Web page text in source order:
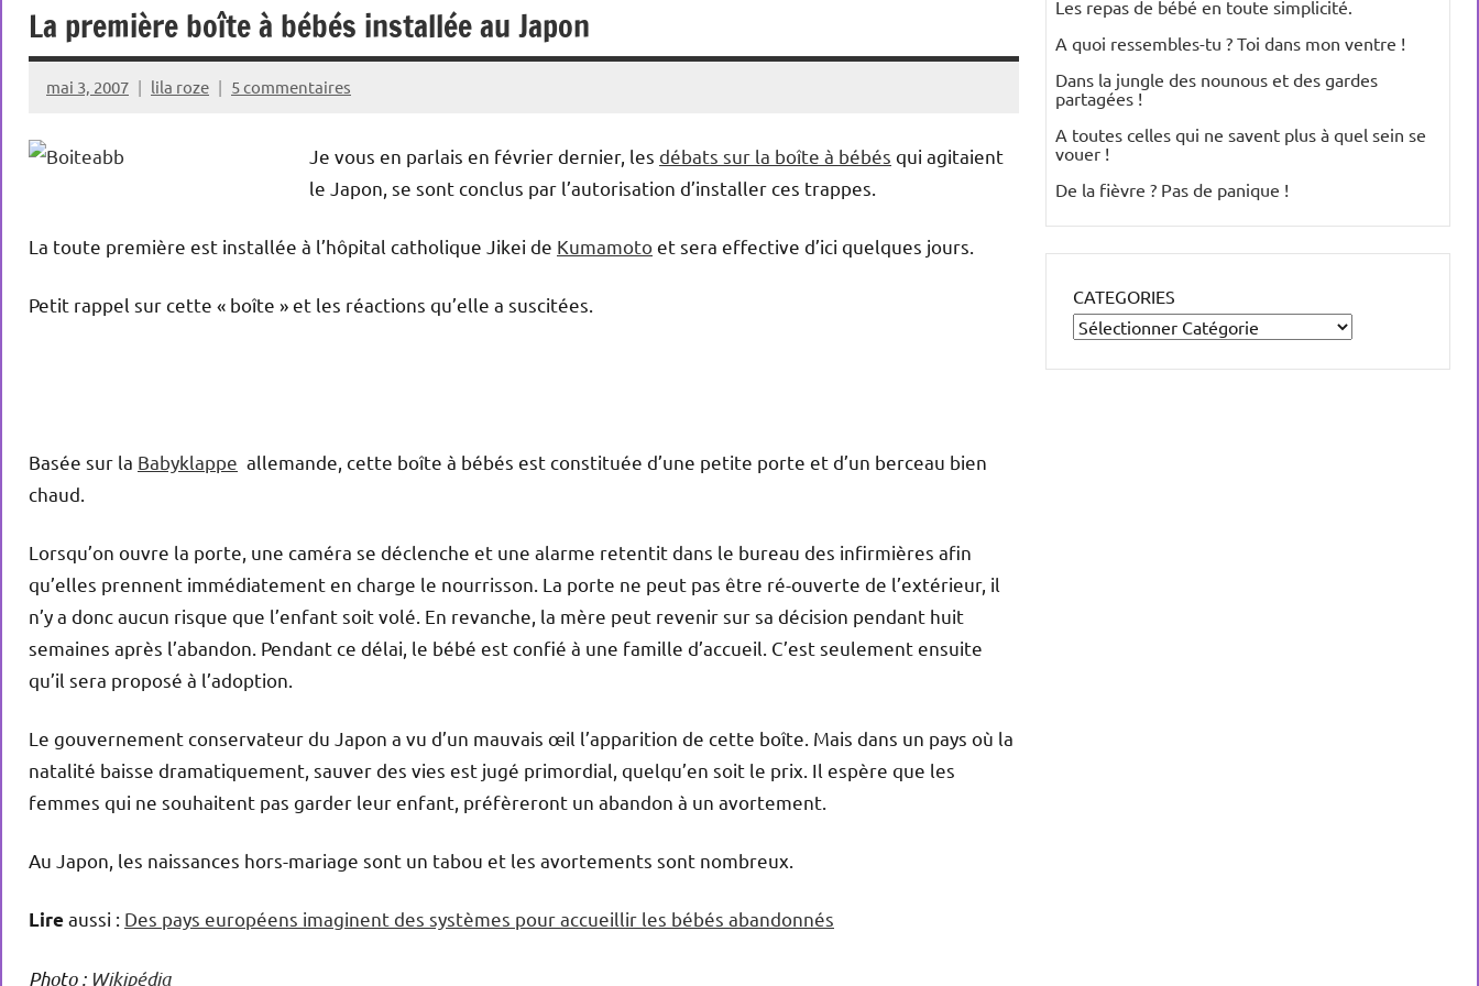
La première boîte à bébés installée au Japon
mai 3, 2007 lila roze 5 commentaires
Je vous en parlais en février dernier, les débats sur la boîte à bébés qui agitaient
le Japon, se sont conclus par l’autorisation d’installer ces trappes.
La toute première est installée à l’hôpital catholique Jikei de Kumamotoet sera effective d’ici quelques jours.
Petit rappel sur cette « boîte » et les réactions qu’elle a suscitées.
Basée sur la Babyklappe allemande, cette boîte à bébés est constituée d’une petite porte et d’un berceau bien
chaud.
Lorsqu’on ouvre la porte, une caméra se déclenche et une alarme retentit dans le bureau des infirmières afin
qu’elles prennent immédiatement en charge le nourrisson. La porte ne peut pas être ré-ouverte de l’extérieur, il
n’y a donc aucun risque que l’enfant soit volé. En revanche, la mère peut revenir sur sa décision pendant huit
semaines après l’abandon. Pendant ce délai, le bébé est confié à une famille d’accueil. C’est seulement ensuite
qu’il sera proposé à l’adoption.
Le gouvernement conservateur du Japon a vu d’un mauvais œil l’apparition de cette boîte. Mais dans un pays où la
natalité baisse dramatiquement, sauver des vies est jugé primordial, quelqu’en soit le prix. Il espère que les
femmes qui ne souhaitent pas garder leur enfant, préfèreront un abandon à un avortement.
Au Japon, les naissances hors-mariage sont un tabou et les avortements sont nombreux.
Lireaussi : Des pays européens imaginent des systèmes pour accueillir les bébés abandonnés
Photo : Wikipédia
Les repas de bébé en toute simplicité.
A quoi ressembles-tu ? Toi dans mon ventre !
Dans la jungle des nounous et des gardes
partagées !
A toutes celles qui ne savent plus à quel sein se
vouer !
De la fièvre ? Pas de panique !
CATEGORIES